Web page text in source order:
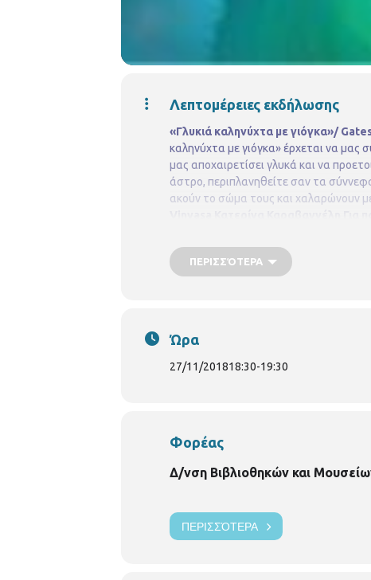
Λεπτομέρειες εκδήλωσης
«Γλυκιά καληνύχτα με γιόγκα»/
καληνύχτα με γιόγκα» έρχεται να μας
μας αποχαιρετίσει γλυκά και να
άστρο, περιπλανηθείτε σαν τα
ακούν το σώμα τους και χαλαρώνουν
ΠΕΡΙΣΣΌΤΕΡΑ
Ώρα
27/11/201818:30-19:30
Φορέας
Δ/νση Βιβλιοθηκών και
ΠΕΡΙΣΣΌΤΕΡΑ